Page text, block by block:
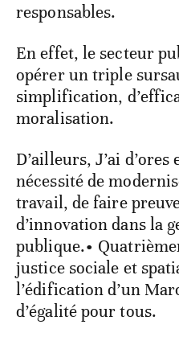
responsables.
En effet, le secteur
opérer un triple
simplification,
moralisation.
D’ailleurs, J’ai
nécessité de
travail, de faire
d’innovation dans la
publique.•
justice sociale et
l’édification d’un
d’égalité pour tous.